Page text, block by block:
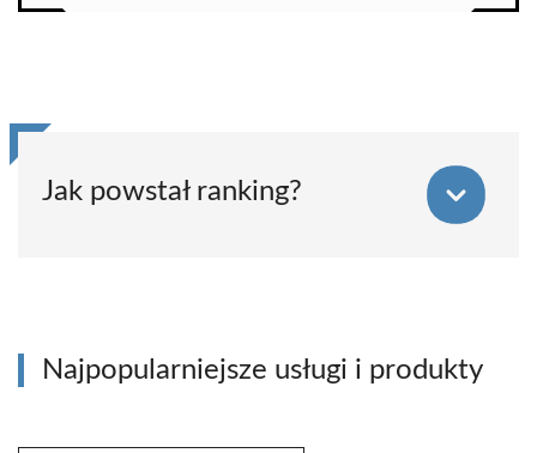
Jak powstał ranking?
Najpopularniejsze usługi i produkty